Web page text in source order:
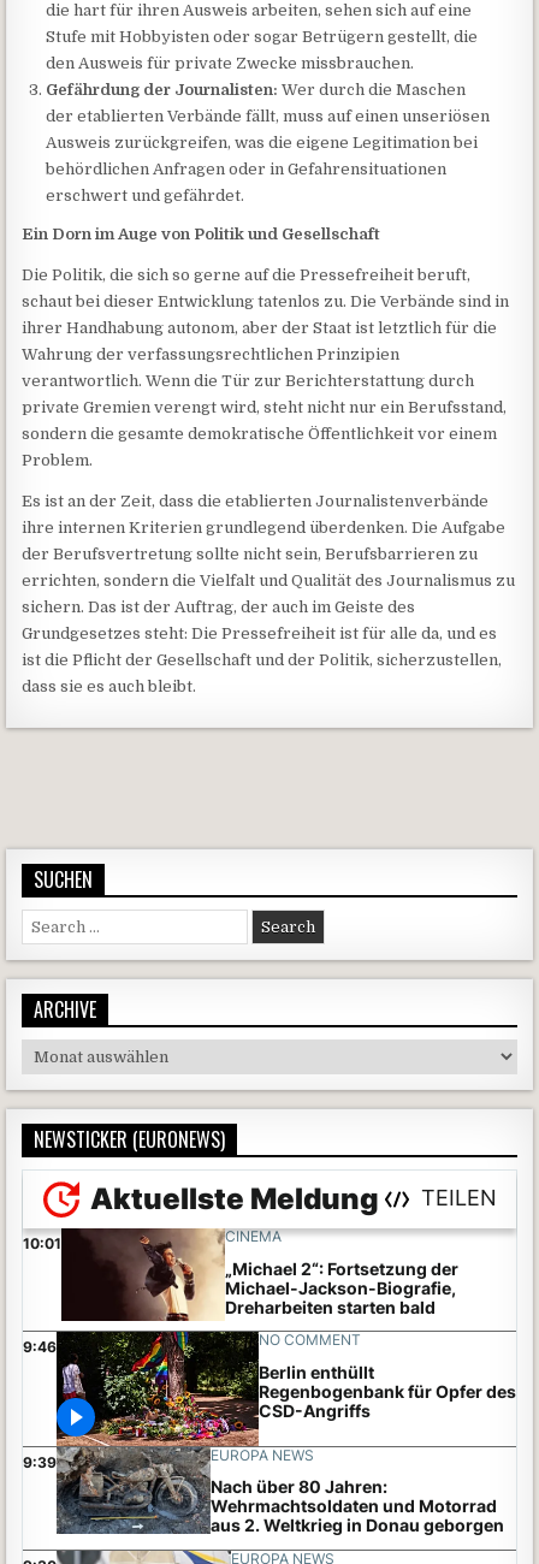
die hart für ihren Ausweis arbeiten, sehen sich auf eine
Stufe mit Hobbyisten oder sogar Betrügern gestellt, die
den Ausweis für private Zwecke missbrauchen.
Gefährdung der Journalisten: Wer durch die Maschen
der etablierten Verbände fällt, muss auf einen unseriösen
Ausweis zurückgreifen, was die eigene Legitimation bei
behördlichen Anfragen oder in Gefahrensituationen
erschwert und gefährdet.
Ein Dorn im Auge von Politik und Gesellschaft
Die Politik, die sich so gerne auf die Pressefreiheit beruft,
schaut bei dieser Entwicklung tatenlos zu. Die Verbände sind in
ihrer Handhabung autonom, aber der Staat ist letztlich für die
Wahrung der verfassungsrechtlichen Prinzipien
verantwortlich. Wenn die Tür zur Berichterstattung durch
private Gremien verengt wird, steht nicht nur ein Berufsstand,
sondern die gesamte demokratische Öffentlichkeit vor einem
Problem.
Es ist an der Zeit, dass die etablierten Journalistenverbände
ihre internen Kriterien grundlegend überdenken. Die Aufgabe
der Berufsvertretung sollte nicht sein, Berufsbarrieren zu
errichten, sondern die Vielfalt und Qualität des Journalismus zu
sichern. Das ist der Auftrag, der auch im Geiste des
Grundgesetzes steht: Die Pressefreiheit ist für alle da, und es
ist die Pflicht der Gesellschaft und der Politik, sicherzustellen,
dass sie es auch bleibt.
SUCHEN
Search for:
ARCHIVE
Archive
NEWSTICKER (EURONEWS)